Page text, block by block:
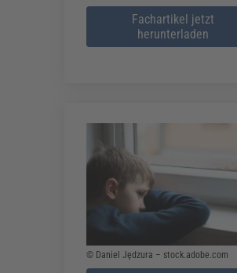
Fachartikel jetzt
herunterladen
© Daniel Jędzura – stock.adobe.com